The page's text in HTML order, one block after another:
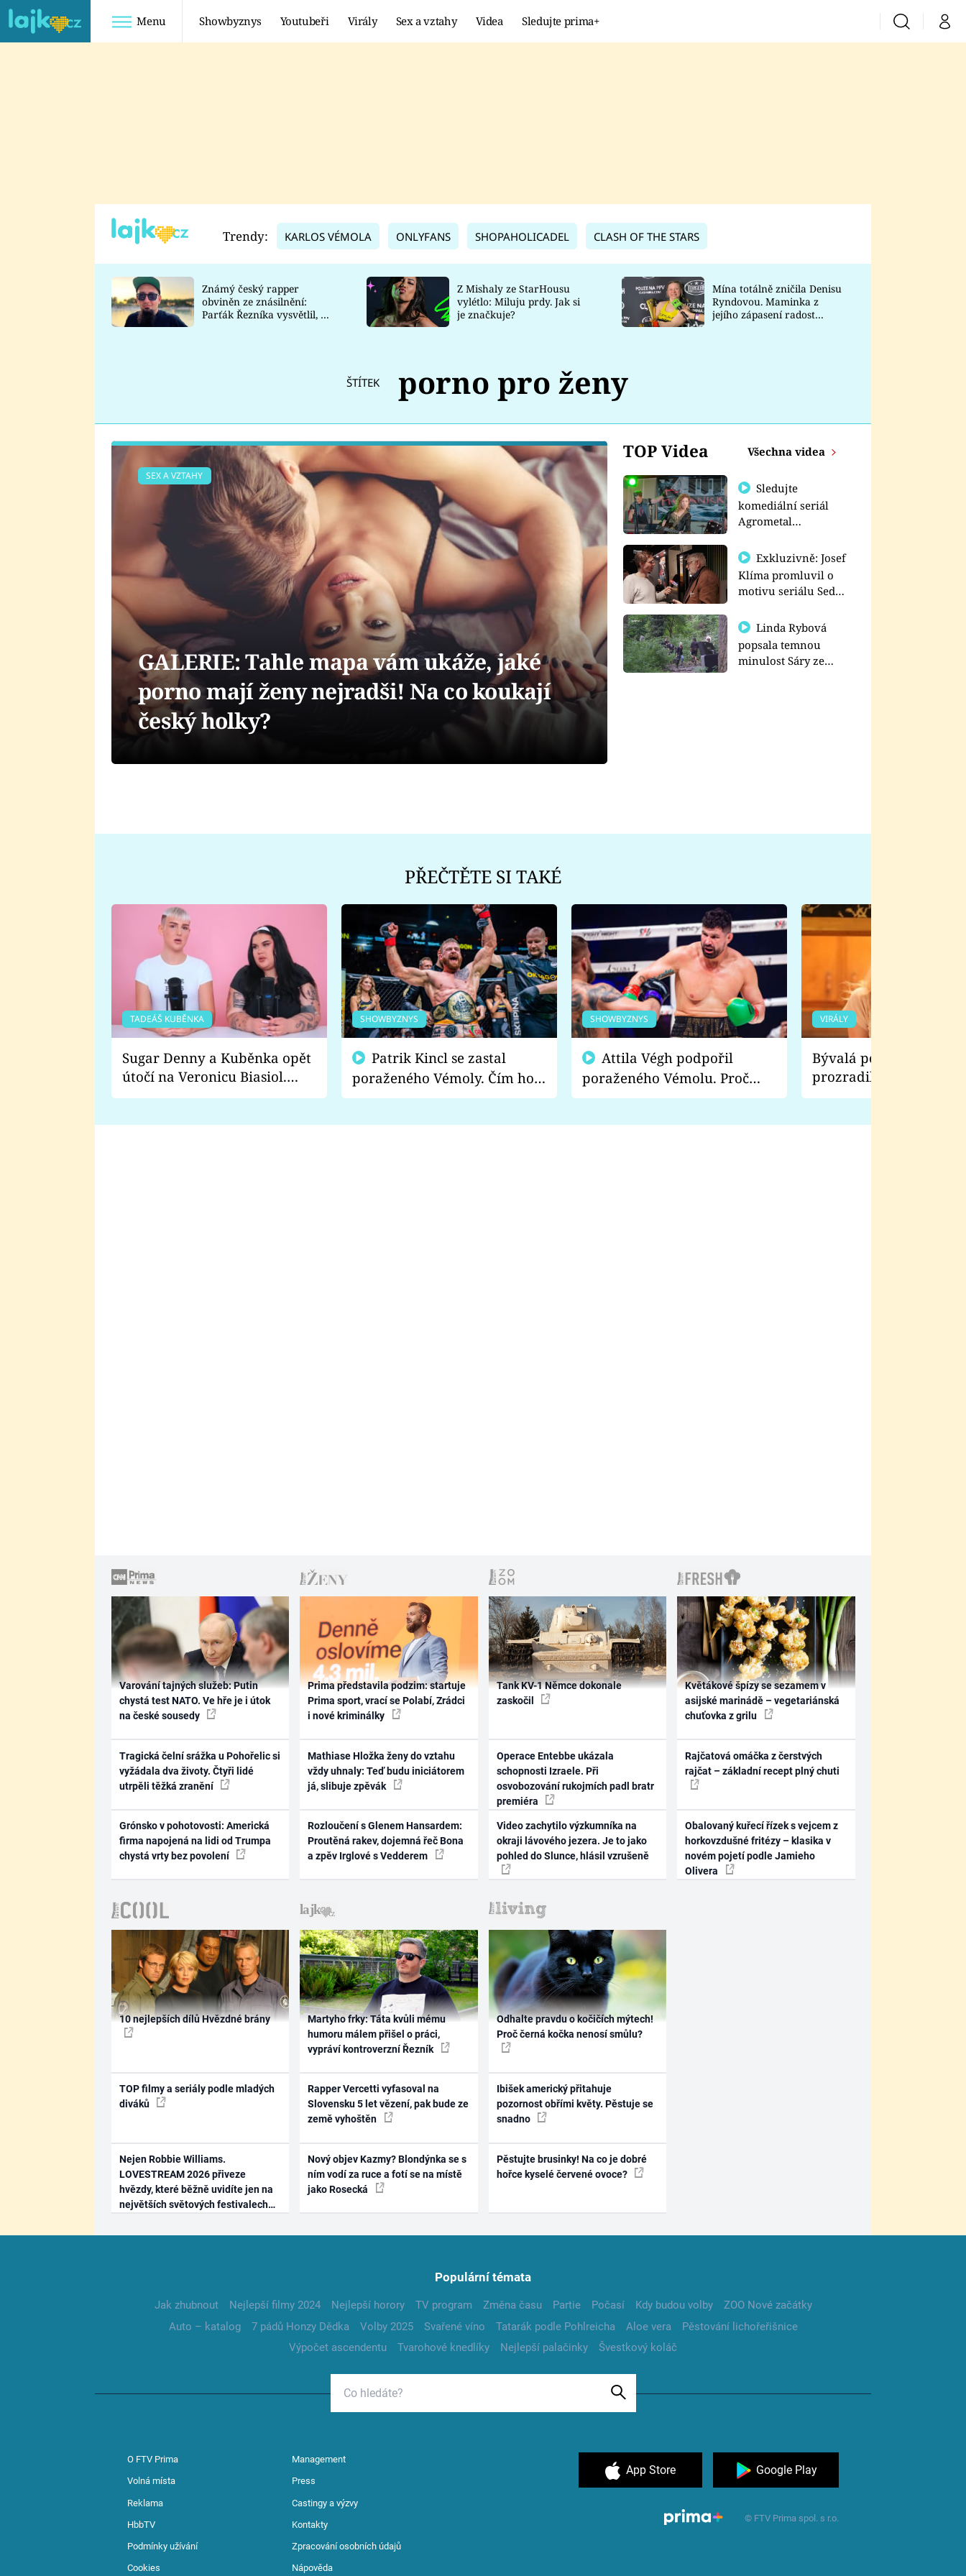
Menu Showbyznys Youtubeři Virály Sex a vztahy Videa Sledujte prima+ VyhledáváníMůj
TADEÁŠ KUBĚNKA
DATEL
Prima Lajk
Sledujte nás
Trendy: KARLOS VÉMOLA ONLYFANS SHOPAHOLICADEL CLASH OF THE STARS
Známý český rapper
obviněn ze znásilnění:
Parťák Řezníka vysvětlil, co
Z Mishaly ze StarHousu
vylétlo: Miluju prdy. Jak si
je značkuje?
Mína totálně zničila Denisu
Ryndovou. Maminka z
jejího zápasení radost
ŠTÍTEK porno pro ženy
TOP Videa Všechna videa
Sledujte
komediální seriál
Agrometal
prima+
Exkluzivně: Josef
Klíma promluvil o
motivu seriálu Sedm
Linda Rybová
popsala temnou
minulost Sáry ze
SEX A VZTAHY
GALERIE: Tahle mapa vám ukáže, jaké
porno mají ženy nejradši! Na co koukají
český holky?
PŘEČTĚTE SI TAKÉ
TADEÁŠ KUBĚNKA
Sugar Denny a Kuběnka opět
útočí na Veronicu Biasiol.
Proč je podle nich falešná a
SHOWBYZNYS
poraženého Vémoly. Čím ho
fanoušci naštvali?
SHOWBYZNYS
poraženého Vémolu. Proč
chce raději zápasit s ním než
VIRÁLY
Bývalá pornoherečka
prozradila, co ji
natáčení Euforie.
Varování tajných služeb: Putin
chystá test NATO. Ve hře je i útok
na české sousedy
Tragická čelní srážka u Pohořelic si
vyžádala dva životy. Čtyři lidé
utrpěli těžká zranění
Grónsko v pohotovosti: Americká
firma napojená na lidi od Trumpa
chystá vrty bez povolení
Prima představila podzim: startuje
Prima sport, vrací se Polabí, Zrádci
i nové kriminálky
Mathiase Hložka ženy do vztahu
vždy uhnaly: Teď budu iniciátorem
já, slibuje zpěvák
Rozloučení s Glenem Hansardem:
Proutěná rakev, dojemná řeč Bona
a zpěv Irglové s Vedderem
Tank KV-1 Němce dokonale
zaskočil
Operace Entebbe ukázala
schopnosti Izraele. Při
osvobozování rukojmích padl bratr
premiéra
Video zachytilo výzkumníka na
okraji lávového jezera. Je to jako
pohled do Slunce, hlásil vzrušeně
Květákové špízy se sezamem v
asijské marinádě – vegetariánská
chuťovka z grilu
Rajčatová omáčka z čerstvých
rajčat – základní recept plný chuti
Obalovaný kuřecí řízek s vejcem z
horkovzdušné fritézy – klasika v
novém pojetí podle Jamieho
Olivera
10 nejlepších dílů Hvězdné brány
TOP filmy a seriály podle mladých
diváků
Nejen Robbie Williams.
LOVESTREAM 2026 přiveze
hvězdy, které běžně uvidíte jen na
největších světových festivalech
Martyho frky: Táta kvůli mému
humoru málem přišel o práci,
vypráví kontroverzní Řezník
Rapper Vercetti vyfasoval na
Slovensku 5 let vězení, pak bude ze
země vyhoštěn
Nový objev Kazmy? Blondýnka se s
ním vodí za ruce a fotí se na místě
jako Rosecká
Odhalte pravdu o kočičích mýtech!
Proč černá kočka nenosí smůlu?
Ibišek americký přitahuje
pozornost obřími květy. Pěstuje se
snadno
Pěstujte brusinky! Na co je dobré
hořce kyselé červené ovoce?
Populární témata
Jak zhubnout Nejlepší filmy 2024 Nejlepší horory TV program Změna času Partie Počasí Kdy budou volby
ZOO Nové začátky
Auto – katalog
7 pádů Honzy Dědka Volby 2025 Svařené víno Tatarák podle Pohlreicha Aloe vera
Pěstování lichořeřišnice
Výpočet ascendentu
Tvarohové knedlíky Nejlepší palačinky Švestkový koláč
O FTV Prima Management
Volná místa Press
Reklama Castingy a výzvy
HbbTV Kontakty
Podmínky užívání Zpracování osobních údajů
Cookies Nápověda
App Store Google Play
© FTV Prima spol. s r.o.